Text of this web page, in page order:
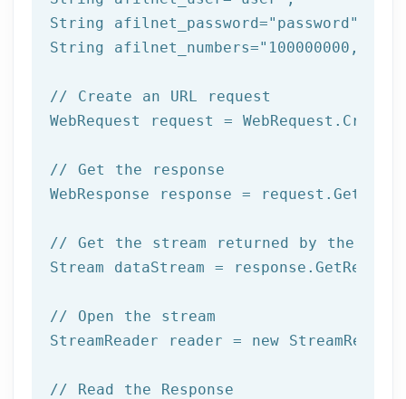
String afilnet_password="password"
String afilnet_numbers=
// Create an URL request
WebRequest request = WebRequest.Create(
// Get the response
WebResponse response =
// Get the stream returned by the
Stream dataStream =
// Open the stream
StreamReader reader = new
// Read the Response